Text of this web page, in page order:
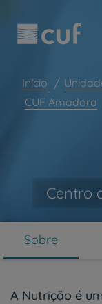
este
inclui
sistema
acessibilidade.
para
conteúdo
Plano
Clientes
Para
Contacte-
Início
CUF Amadora
Centro
Sobre
A Nutrição é